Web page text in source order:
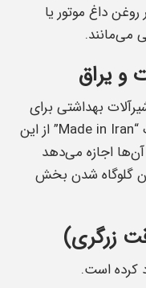
داغ موتور یا
می‌مانند.
بهداشتی برای
درج سایز، برند، درجه‌بندی آلیاژ و عبارت “Made in Iran” از این
اجازه می‌دهد
گلوگاه شدن بخش
کرده است.